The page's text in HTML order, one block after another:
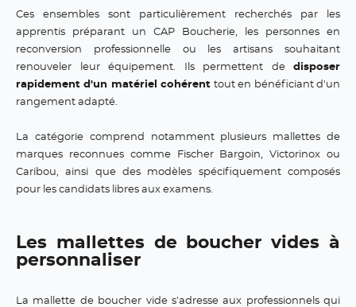
Ces ensembles sont particulièrement recherchés par les
apprentis préparant un CAP Boucherie, les personnes en
reconversion professionnelle ou les artisans souhaitant
renouveler leur équipement. Ils permettent de disposer
rapidement d'un matériel cohérent tout en bénéficiant d'un
rangement adapté.
La catégorie comprend notamment plusieurs mallettes de
marques reconnues comme Fischer Bargoin, Victorinox ou
Caribou, ainsi que des modèles spécifiquement composés
pour les candidats libres aux examens.
Les mallettes de boucher vides à
personnaliser
La mallette de boucher vide s'adresse aux professionnels qui